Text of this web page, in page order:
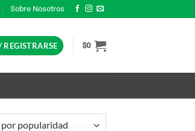
Sobre Nosotros
REGISTRARSE $0